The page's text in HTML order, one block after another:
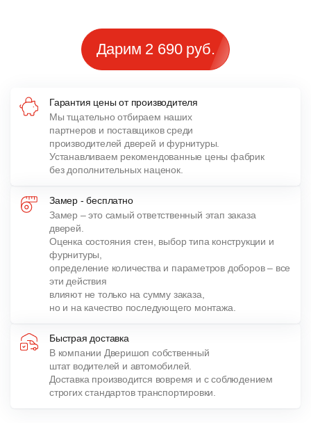
Дарим 2 690 руб.
Гарантия цены от производителя
Мы тщательно отбираем наших
партнеров и поставщиков среди
производителей дверей и фурнитуры.
Устанавливаем рекомендованные цены фабрик
без дополнительных наценок.
Замер - бесплатно
Замер – это самый ответственный этап заказа
дверей.
Оценка состояния стен, выбор типа конструкции и
фурнитуры,
определение количества и параметров доборов – все
эти действия
влияют не только на сумму заказа,
но и на качество последующего монтажа.
Быстрая доставка
В компании Дверишоп собственный
штат водителей и автомобилей.
Доставка производится вовремя и с соблюдением
строгих стандартов транспортировки.